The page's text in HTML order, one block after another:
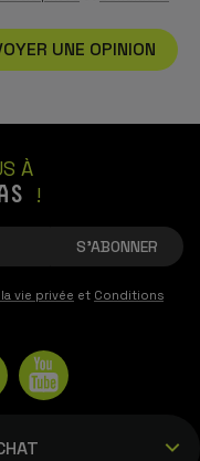
UNE OPINION
À
!
vie privée et Conditions